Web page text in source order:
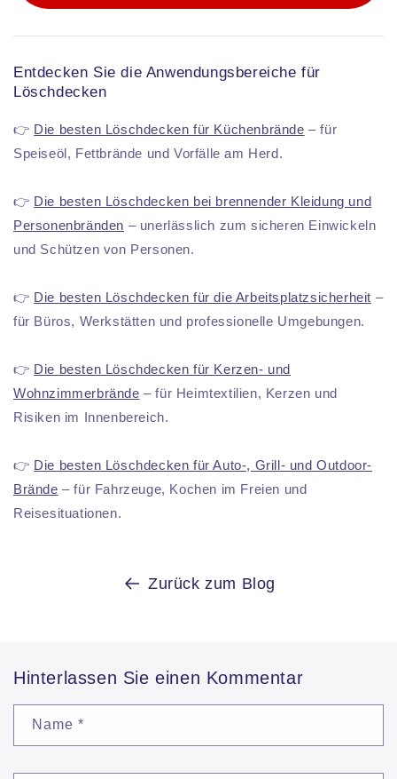
Entdecken Sie die Anwendungsbereiche für
Löschdecken
👉 Die besten Löschdecken für Küchenbrände – für
Speiseöl, Fettbrände und Vorfälle am Herd.
👉 Die besten Löschdecken bei brennender Kleidung und
Personenbränden – unerlässlich zum sicheren Einwickeln
und Schützen von Personen.
👉 Die besten Löschdecken für die Arbeitsplatzsicherheit –
für Büros, Werkstätten und professionelle Umgebungen.
👉 Die besten Löschdecken für Kerzen- und
Wohnzimmerbrände – für Heimtextilien, Kerzen und
Risiken im Innenbereich.
👉 Die besten Löschdecken für Auto-, Grill- und Outdoor-
Brände – für Fahrzeuge, Kochen im Freien und
Reisesituationen.
Zurück zum Blog
Hinterlassen Sie einen Kommentar
Name *